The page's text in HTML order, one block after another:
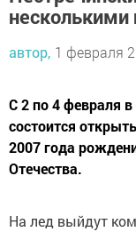
автор, 1 февраля
С 2 по 4 февраля
состоится
2007 года
Отечества.
На лед выйдут